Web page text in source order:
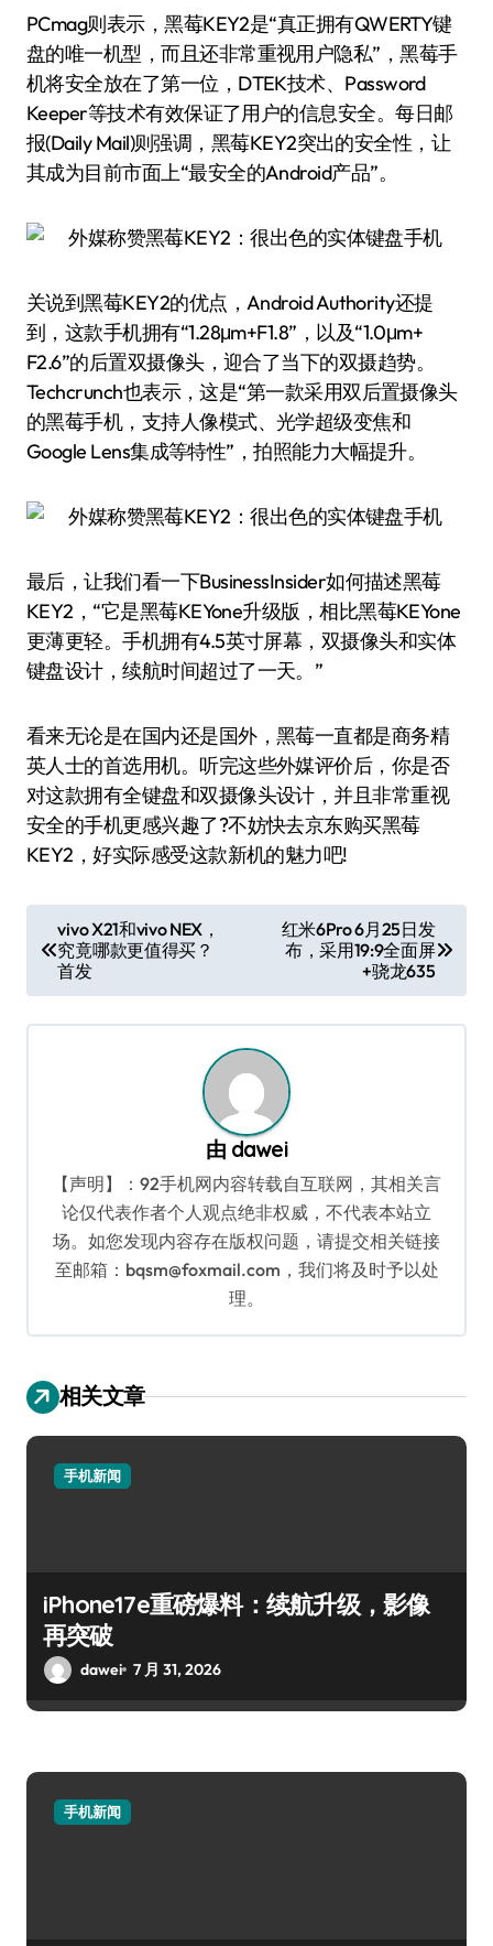
PCmag则表示，黑莓KEY2是“真正拥有QWERTY键
盘的唯一机型，而且还非常重视用户隐私”，黑莓手
机将安全放在了第一位，DTEK技术、Password
Keeper等技术有效保证了用户的信息安全。每日邮
报(Daily Mail)则强调，黑莓KEY2突出的安全性，让
其成为目前市面上“最安全的Android产品”。
关说到黑莓KEY2的优点，Android Authority还提
到，这款手机拥有“1.28μm+F1.8”，以及“1.0μm+
F2.6”的后置双摄像头，迎合了当下的双摄趋势。
Techcrunch也表示，这是“第一款采用双后置摄像头
的黑莓手机，支持人像模式、光学超级变焦和
Google Lens集成等特性”，拍照能力大幅提升。
最后，让我们看一下BusinessInsider如何描述黑莓
KEY2，“它是黑莓KEYone升级版，相比黑莓KEYone
更薄更轻。手机拥有4.5英寸屏幕，双摄像头和实体
键盘设计，续航时间超过了一天。”
看来无论是在国内还是国外，黑莓一直都是商务精
英人士的首选用机。听完这些外媒评价后，你是否
对这款拥有全键盘和双摄像头设计，并且非常重视
安全的手机更感兴趣了?不妨快去京东购买黑莓
KEY2，好实际感受这款新机的魅力吧!
章
导
航
vivo X21和vivo NEX，
究竟哪款更值得买？
首发
红米6Pro 6月25日发
布，采用19:9全面屏
+骁龙635
由 dawei
【声明】：92手机网内容转载自互联网，其相关言
论仅代表作者个人观点绝非权威，不代表本站立
场。如您发现内容存在版权问题，请提交相关链接
至邮箱：bqsm@foxmail.com，我们将及时予以处
理。
相关文章
手机新闻
iPhone17e重磅爆料：续航升级，影像
再突破
dawei 7 月 31, 2026
手机新闻